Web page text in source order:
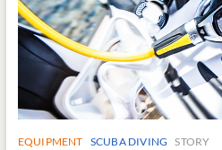
EQUIPMENT SCUBA DIVING STORY